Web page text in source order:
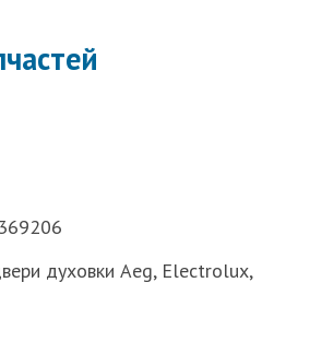
духовки Aeg, Electrolux,